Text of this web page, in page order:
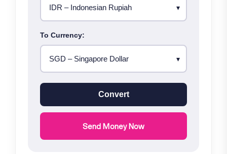
To Currency:
Convert
Send Money Now